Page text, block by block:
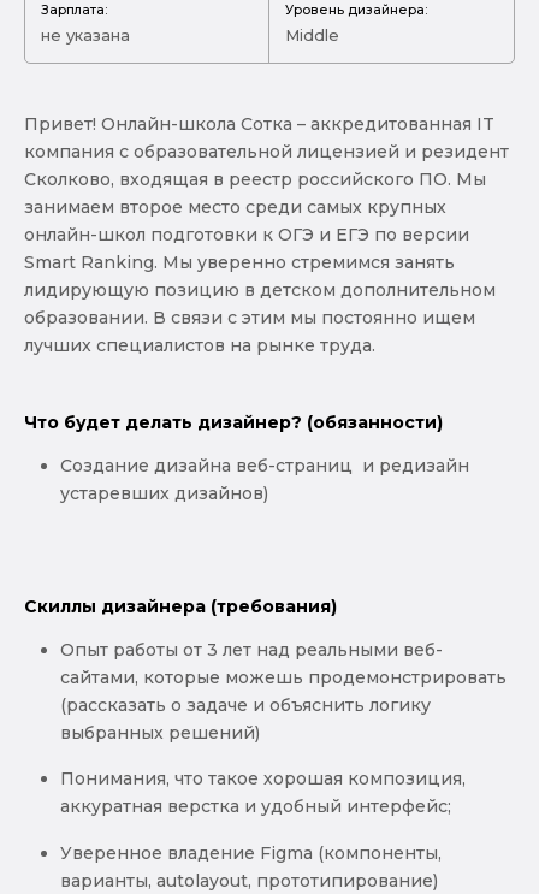
Зарплата:
не указана
Уровень дизайнера:
Middle
Привет! Онлайн-школа Сотка – аккредитованная IT
компания с образовательной лицензией и резидент
Сколково, входящая в реестр российского ПО. Мы
занимаем второе место среди самых крупных
онлайн-школ подготовки к ОГЭ и ЕГЭ по версии
Smart Ranking. Мы уверенно стремимся занять
лидирующую позицию в детском дополнительном
образовании. В связи с этим мы постоянно ищем
лучших специалистов на рынке труда.
Что будет делать дизайнер? (обязанности)
Создание дизайна веб-страниц и редизайн
устаревших дизайнов)
Скиллы дизайнера (требования)
Опыт работы от 3 лет над реальными веб-
сайтами, которые можешь продемонстрировать
(рассказать о задаче и объяснить логику
выбранных решений)
Понимания, что такое хорошая композиция,
аккуратная верстка и удобный интерфейс;
Уверенное владение Figma (компоненты,
варианты, autolayout, прототипирование)